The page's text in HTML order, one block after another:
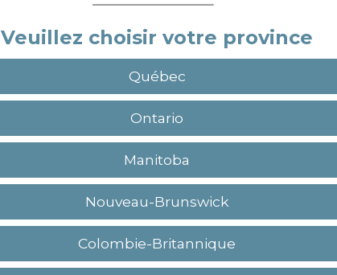
Veuillez choisir votre province
Québec
Ontario
Manitoba
Nouveau-Brunswick
Colombie-Britannique